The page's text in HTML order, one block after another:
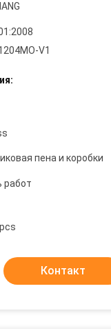
V1
пена и коробки
работ
Контакт